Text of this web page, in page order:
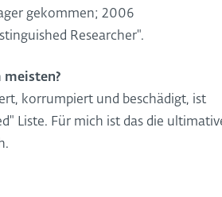
gekommen; 2006
Researcher".
meisten?
korrumpiert und beschädigt, ist
Liste. Für mich ist das die